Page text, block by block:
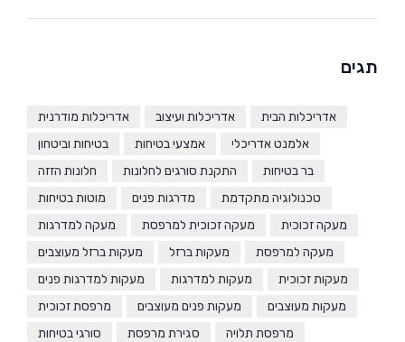
תגים
אדריכלות הבית אדריכלות ועיצוב
אדריכלות מודרנית
אלמנט אדריכלי
אמצעי בטיחות
בטיחות וביטחון
בר בטיחות
התקנת סורגים לחלונות
חלונות הזזה
טכנולוגיה מתקדמת
מדרגות פנים
מוטות בטיחות
מעקה זכוכית
מעקה זכוכית למרפסת
מעקה למדרגות
מעקה למרפסת
מעקות ברזל
מעקות ברזל מעוצבים
מעקות זכוכית
מעקות למדרגות
מעקות למדרגות פנים
מעקות מעוצבים
מעקות פנים מעוצבים
מרפסת זכוכית
מרפסת תלויה
סגירת מרפסת
סורגי בטיחות